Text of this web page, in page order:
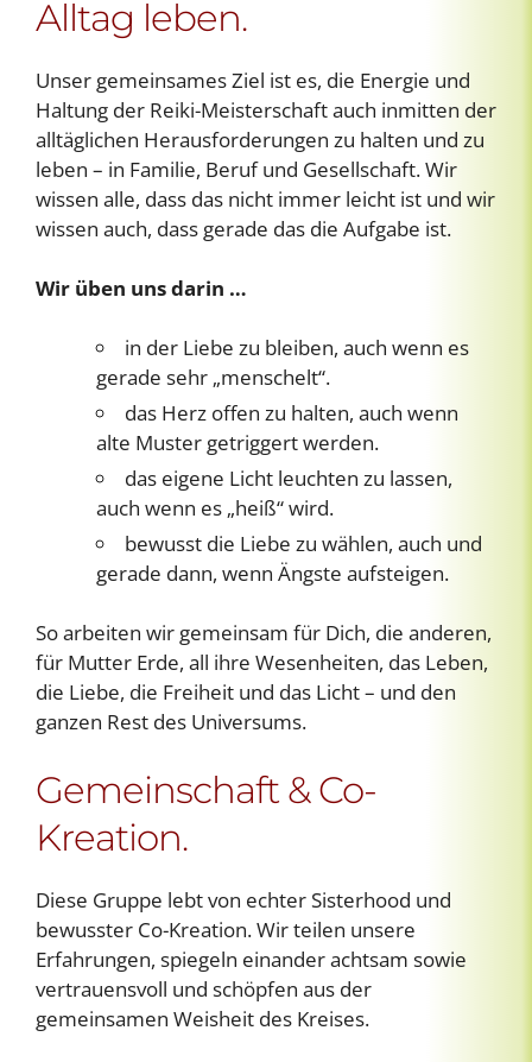
Alltag leben.
Unser gemeinsames Ziel ist es, die Energie und
Haltung der Reiki-Meisterschaft auch inmitten der
alltäglichen Herausforderungen zu halten und zu
leben – in Familie, Beruf und Gesellschaft. Wir
wissen alle, dass das nicht immer leicht ist und wir
wissen auch, dass gerade das die Aufgabe ist.
Wir üben uns darin …
in der Liebe zu bleiben, auch wenn es
gerade sehr „menschelt“.
das Herz offen zu halten, auch wenn
alte Muster getriggert werden.
das eigene Licht leuchten zu lassen,
auch wenn es „heiß“ wird.
bewusst die Liebe zu wählen, auch und
gerade dann, wenn Ängste aufsteigen.
So arbeiten wir gemeinsam für Dich, die anderen,
für Mutter Erde, all ihre Wesenheiten, das Leben,
die Liebe, die Freiheit und das Licht – und den
ganzen Rest des Universums.
Gemeinschaft & Co-
Kreation.
Diese Gruppe lebt von echter Sisterhood und
bewusster Co-Kreation. Wir teilen unsere
Erfahrungen, spiegeln einander achtsam sowie
vertrauensvoll und schöpfen aus der
gemeinsamen Weisheit des Kreises.